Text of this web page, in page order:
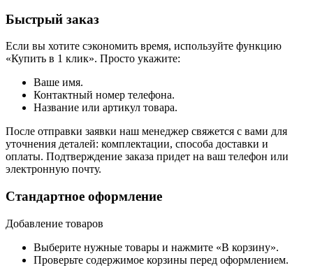
Быстрый заказ
Если вы хотите сэкономить время, используйте функцию
«Купить в 1 клик». Просто укажите:
Ваше имя.
Контактный номер телефона.
Название или артикул товара.
После отправки заявки наш менеджер свяжется с вами для
уточнения деталей: комплектации, способа доставки и
оплаты. Подтверждение заказа придет на ваш телефон или
электронную почту.
Стандартное оформление
Добавление товаров
Выберите нужные товары и нажмите «В корзину».
Проверьте содержимое корзины перед оформлением.